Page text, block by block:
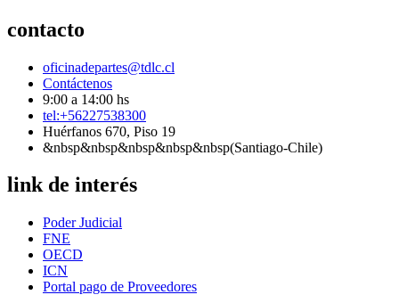
contacto
oficinadepartes@tdlc.cl
Contáctenos
9:00 a 14:00 hs
tel:+56227538300
Huérfanos 670, Piso 19
&nbsp&nbsp&nbsp&nbsp&nbsp(Santiago-Chile)
link de interés
Poder Judicial
FNE
OECD
ICN
Portal pago de Proveedores